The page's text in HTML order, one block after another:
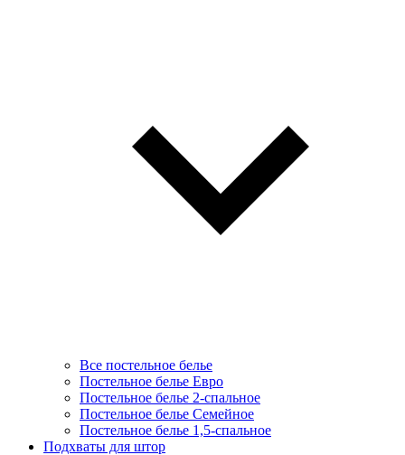
Все постельное белье
Постельное белье Евро
Постельное белье 2-спальное
Постельное белье Семейное
Постельное белье 1,5-спальное
Подхваты для штор